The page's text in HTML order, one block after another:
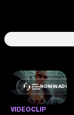
NOMINADO
VIDEOCLIP